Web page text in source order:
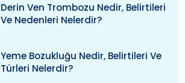
Derin Ven Trombozu Nedir, Belirtileri
Ve Nedenleri Nelerdir?
Yeme Bozukluğu Nedir, Belirtileri Ve
Türleri Nelerdir?